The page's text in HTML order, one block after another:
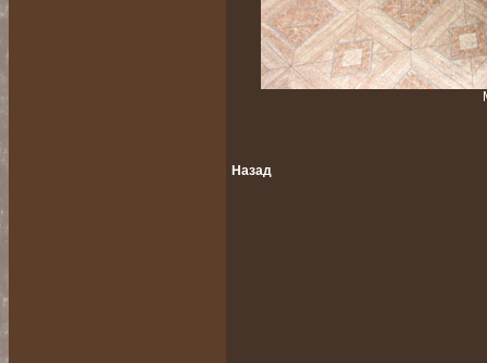
Назад